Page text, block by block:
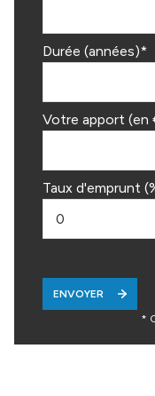
Durée (années)*
Votre apport (en
Taux d'emprunt
ENVOYER
*